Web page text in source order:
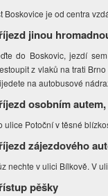
Boskovice je od centra
jinou
do Boskovic, jezdí
z vlaků na trati
na autobusové
osobním
ulice Potoční v těsné
zájezdového
nechte v ulici Bílkově. V
pěšky